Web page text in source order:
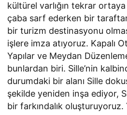
kültürel varlığın tekrar ortaya
çaba sarf ederken bir
bir turizm destinasyonu
işlere imza atıyoruz. Kapalı
Yapılar ve Meydan
bunlardan biri. Sille’nin
durumdaki bir alanı Sille
şekilde yeniden inşa ediyor,
bir farkındalık oluşturuyoruz.